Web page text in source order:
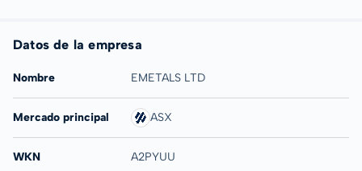
Datos de la empresa
Nombre EMETALS LTD
Mercado principal ASX
WKN A2PYUU